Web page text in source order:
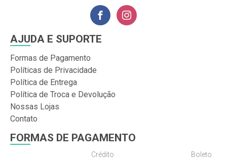
AJUDA E SUPORTE
Formas de Pagamento
Políticas de Privacidade
Política de Entrega
Política de Troca e Devolução
Nossas Lojas
Contato
FORMAS DE PAGAMENTO
Crédito Boleto